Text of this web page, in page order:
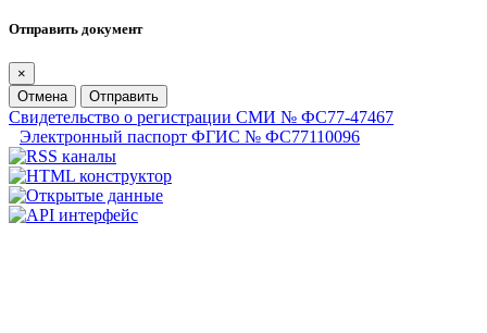
Отправить документ
×
Отмена
Отправить
Свидетельство о регистрации СМИ № ФС77-47467
Электронный паспорт ФГИС № ФС77110096